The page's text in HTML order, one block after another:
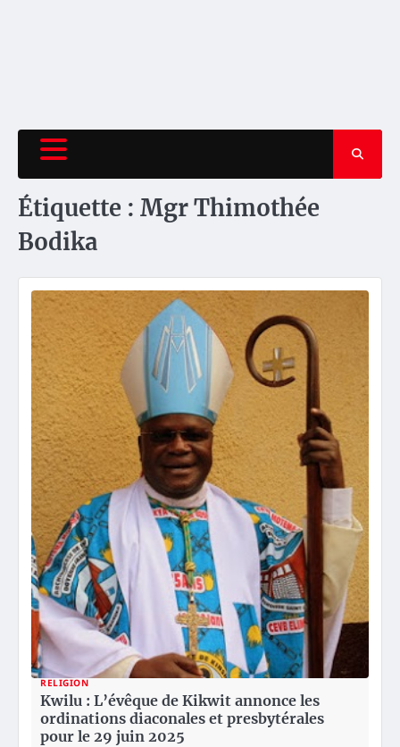
Étiquette : Mgr Thimothée
Bodika
RELIGION
Kwilu : L’évêque de Kikwit annonce les
ordinations diaconales et presbytérales
pour le 29 juin 2025